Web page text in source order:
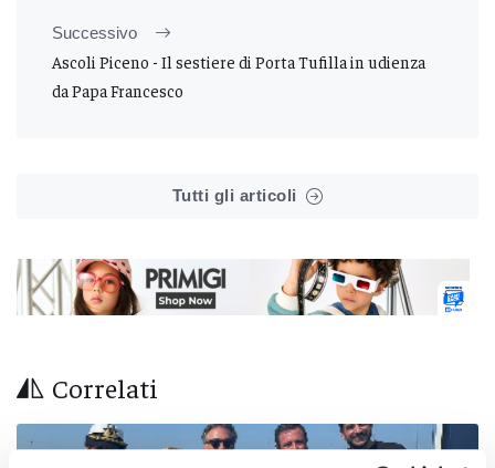
Successivo
Ascoli Piceno - Il sestiere di Porta Tufilla in udienza
da Papa Francesco
Tutti gli articoli
Correlati